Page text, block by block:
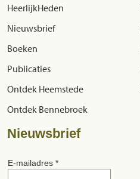
HeerlijkHeden
Nieuwsbrief
Boeken
Publicaties
Ontdek Heemstede
Ontdek Bennebroek
Nieuwsbrief